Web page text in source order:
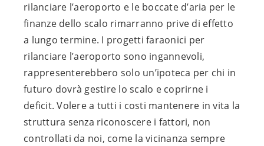
rilanciare l’aeroporto e le boccate d’aria per le
finanze dello scalo rimarranno prive di effetto
a lungo termine. I progetti faraonici per
rilanciare l’aeroporto sono ingannevoli,
rappresenterebbero solo un’ipoteca per chi in
futuro dovrà gestire lo scalo e coprirne i
deficit. Volere a tutti i costi mantenere in vita la
struttura senza riconoscere i fattori, non
controllati da noi, come la vicinanza sempre